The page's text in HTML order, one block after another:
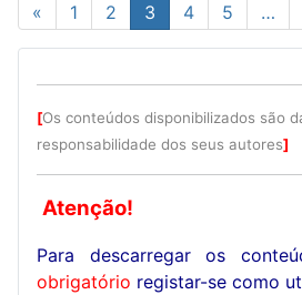
[Os conteúdos disponibilizados são
responsabilidade dos seus autores]
Atenção!
Para descarregar os
obrigatório registar-se como
« 1 2 3 4 5 …